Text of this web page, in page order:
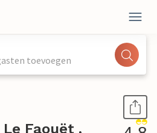
toevoegen
Faouët ,